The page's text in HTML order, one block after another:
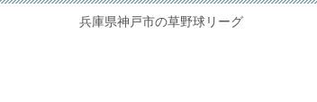
兵庫県神戸市の草野球リーグ